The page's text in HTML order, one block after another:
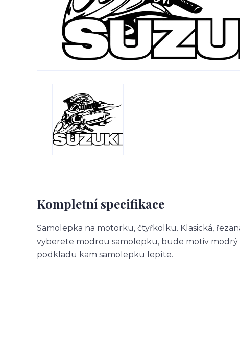
Kompletní specifikace
Samolepka na motorku, čtyřkolku. Klasická,
vyberete modrou samolepku, bude motiv
podkladu kam samolepku lepíte.